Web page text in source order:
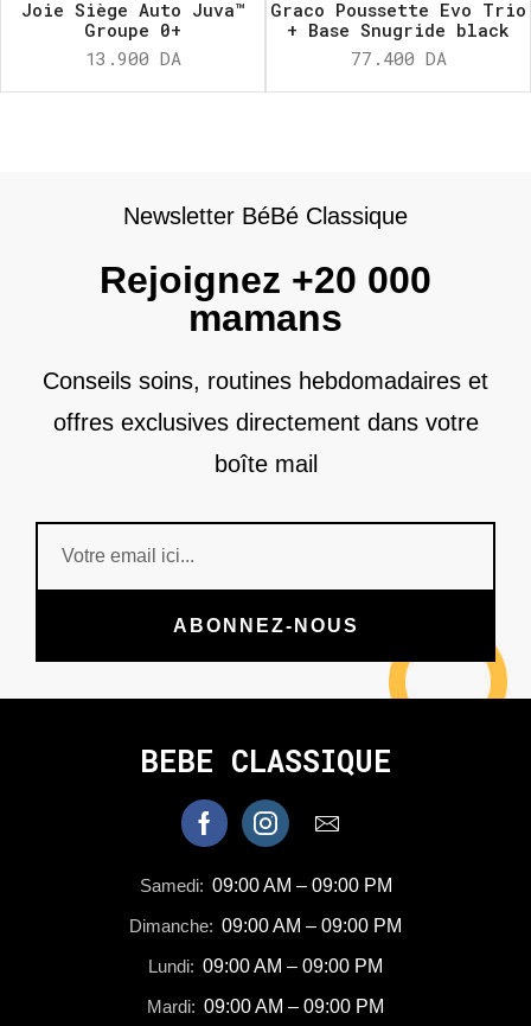
Joie Siège Auto Juva™
Groupe 0+
13.900 DA
Graco Poussette Evo Trio
+ Base Snugride black
77.400 DA
Newsletter BéBé Classique
Rejoignez +20 000
mamans
Conseils soins, routines hebdomadaires et
offres exclusives directement dans votre
boîte mail
ABONNEZ-NOUS
BEBE CLASSIQUE
Samedi: 09:00 AM – 09:00 PM
Dimanche: 09:00 AM – 09:00 PM
Lundi: 09:00 AM – 09:00 PM
Mardi: 09:00 AM – 09:00 PM